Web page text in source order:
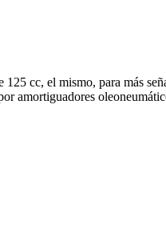
cc, el mismo, para más
amortiguadores